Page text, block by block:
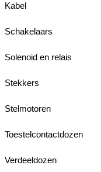
Kabel
Schakelaars
Solenoid en relais
Stekkers
Stelmotoren
Toestelcontactdozen
Verdeeldozen